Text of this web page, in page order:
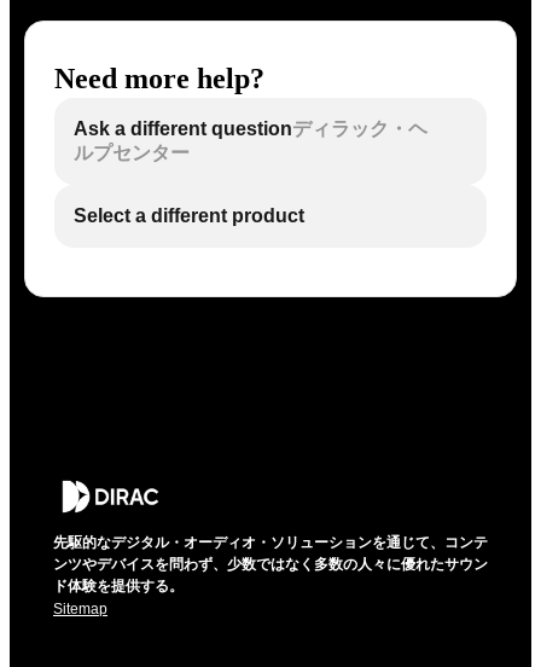
Need more help?
Ask a different questionディラック・ヘ
ルプセンター
Select a different product
先駆的なデジタル・オーディオ・ソリューションを通じて、コンテ
ンツやデバイスを問わず、少数ではなく多数の人々に優れたサウン
ド体験を提供する。
Sitemap